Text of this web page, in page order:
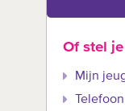
Of stel
Mijn
Telefoon